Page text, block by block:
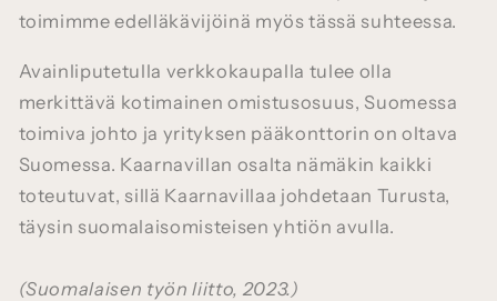
toimimme edelläkävijöinä myös tässä suhteessa.
Avainliputetulla verkkokaupalla tulee olla
merkittävä kotimainen omistusosuus, Suomessa
toimiva johto ja yrityksen pääkonttorin on oltava
Suomessa. Kaarnavillan osalta nämäkin kaikki
toteutuvat, sillä Kaarnavillaa johdetaan Turusta,
täysin suomalaisomisteisen yhtiön avulla.
(Suomalaisen työn liitto, 2023.)